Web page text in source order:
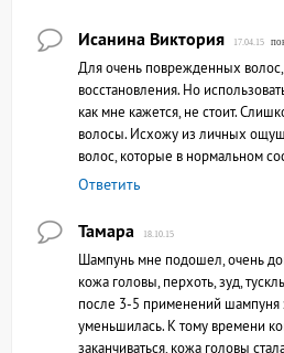
Исанина Виктория 17.04.15
Для очень поврежденных
восстановления. Но
как мне кажется, не стоит.
волосы. Исхожу из личных
волос, которые в нормальном
Ответить
Тамара 18.10.15
Шампунь мне подошел, очень
кожа головы, перхоть, зуд,
после 3-5 применений шампуня
уменьшилась. К тому времени
заканчиваться, кожа головы